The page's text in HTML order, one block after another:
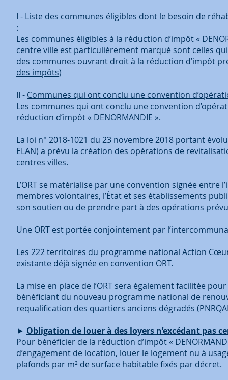
I - Liste des communes éligibles dont le besoin de
:
Les communes éligibles à la réduction d’impôt «
centre ville est particulièrement marqué sont celles
des communes ouvrant droit à la réduction d’impôt
des impôts)
II - Communes qui ont conclu une convention
Les communes qui ont conclu une convention
réduction d’impôt « DENORMANDIE ».
La loi n° 2018-1021 du 23 novembre 2018 portant
ELAN) a prévu la création des opérations de
centres villes.
L’ORT se matérialise par une convention signée
membres volontaires, l’État et ses établissements
son soutien ou de prendre part à des opérations
Une ORT est portée conjointement par
Les 222 territoires du programme national Action
existante déjà signée en convention ORT.
La mise en place de l’ORT sera également facilitée
bénéficiant du nouveau programme national de
requalification des quartiers anciens dégradés
► Obligation de louer à des loyers n’excédant pas
Pour bénéficier de la réduction d’impôt «
d’engagement de location, louer le logement nu à
plafonds par m² de surface habitable fixés par décret.